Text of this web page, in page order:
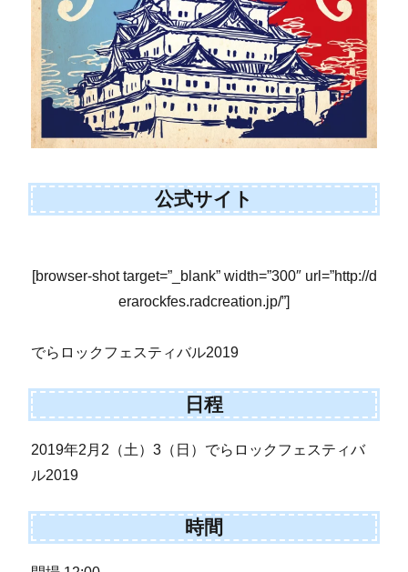
公式サイト
[browser-shot target=”_blank” width=”300″ url=”http://d
erarockfes.radcreation.jp/”]
でらロックフェスティバル2019
日程
2019年2月2（土）3（日）でらロックフェスティバ
ル2019
時間